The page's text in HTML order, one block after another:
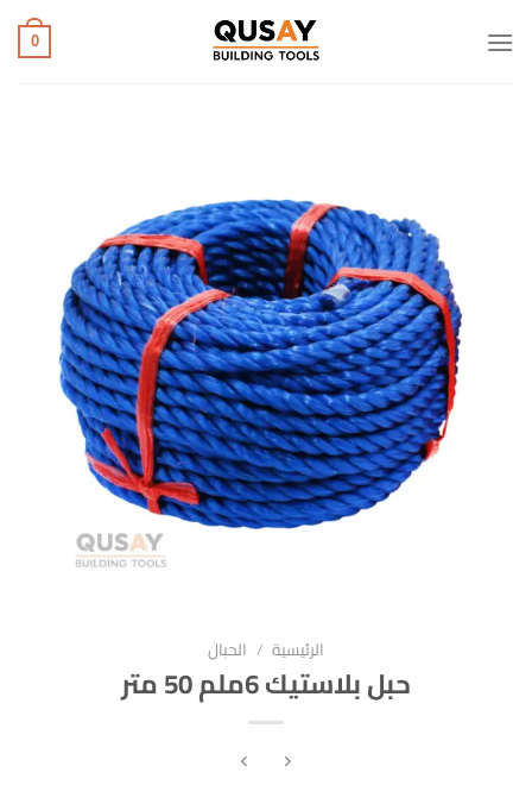
للمحتوى
0
الرئيسية / الحبال
حبل بلاستيك 6ملم 50 متر